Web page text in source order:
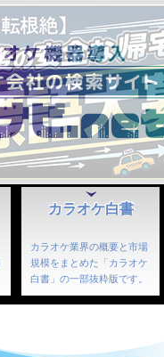
カラオケ白書
カラオケ業界の概要と市場
規模をまとめた「カラオケ
白書」の一部抜粋版です。